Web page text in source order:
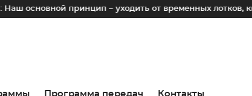
принцип – уходить от временных лотков, киосков и
Программа передач Контакты